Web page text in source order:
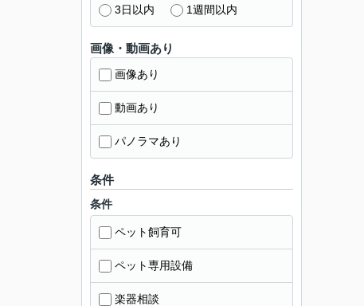
3日以内 1週間以内
画像・動画あり
画像あり
動画あり
パノラマあり
条件
条件
ペット飼育可
ペット専用設備
楽器相談